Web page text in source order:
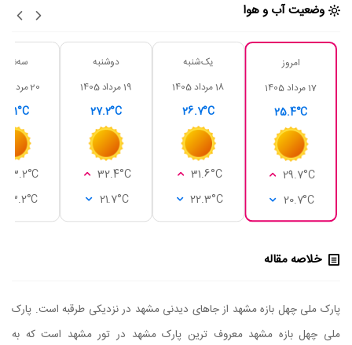
وضعیت آب و هوا
امروز
17 مرداد 1405
25.4°C
29.7°C
20.7°C
یک‌شنبه
18 مرداد 1405
26.7°C
31.6°C
22.3°C
دوشنبه
19 مرداد 1405
27.2°C
32.4°C
21.7°C
20 مرداد 1405
33.2°C
23.2°C
خلاصه مقاله
پارک ملی چهل بازه مشهد از جاهای دیدنی مشهد در نزدیکی طرقبه است. پارک
ملی چهل بازه مشهد معروف ترین پارک مشهد در تور مشهد است که به